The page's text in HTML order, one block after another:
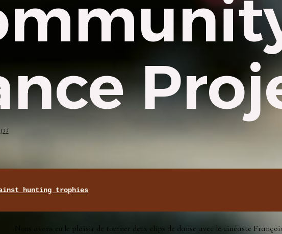
hunting trophies
Nous avons eu le plaisir de tourner deux clips de danse avec le cinéaste